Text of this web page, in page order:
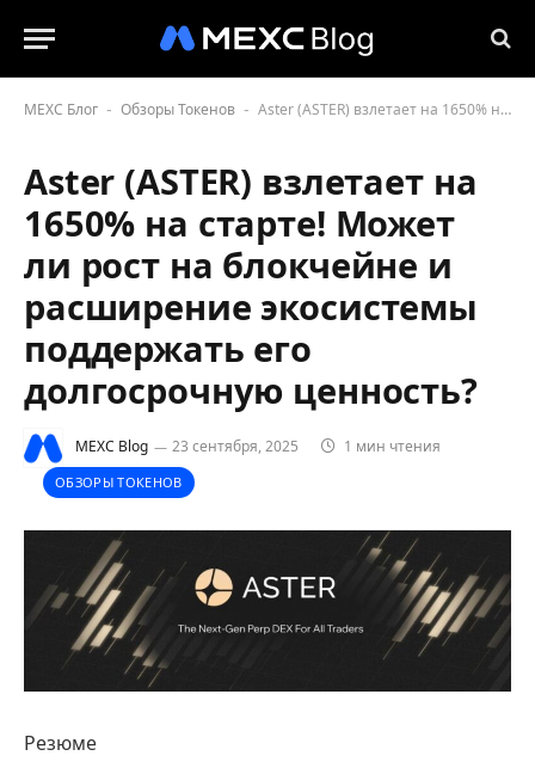
MEXC Блог - Обзоры Токенов - Aster (ASTER) взлетает на 1650% на старте! Может ли рост на блокчейне и расширение экосистемы поддержать его долгосрочную ценность?
Aster (ASTER) взлетает на
1650% на старте! Может
ли рост на блокчейне и
расширение экосистемы
поддержать его
долгосрочную ценность?
MEXC Blog 23 сентября, 2025 1 мин чтения
ОБЗОРЫ ТОКЕНОВ
Резюме